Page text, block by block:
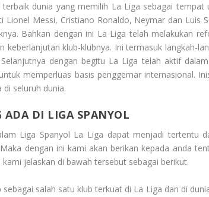
dunia yang memilih La Liga sebagai tempat
Lionel Messi, Cristiano Ronaldo, Neymar dan Luis
Bahkan dengan ini La Liga telah melakukan
keberlanjutan klub-klubnya. Ini termasuk langkah-
dengan begitu La Liga telah aktif
memperluas basis penggemar internasional.
seluruh dunia.
DI LIGA SPANYOL
Liga Spanyol La Liga dapat menjadi tertentu
dengan ini kami akan berikan kepada anda
kami jelaskan di bawah tersebut sebagai berikut.
sebagai salah satu klub terkuat di La Liga dan di